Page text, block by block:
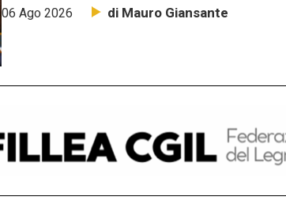
06 Ago 2026 di Mauro Giansante